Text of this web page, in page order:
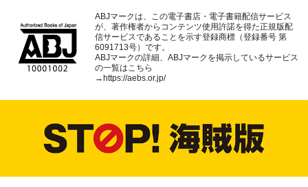
ABJマークは、この電子書店・電子書籍配信サービス
が、著作権者からコンテンツ使用許諾を得た正規版配
信サービスであることを示す登録商標（登録番号 第
6091713号）です。
ABJマークの詳細、ABJマークを掲示しているサービス
の一覧はこちら
→https://aebs.or.jp/